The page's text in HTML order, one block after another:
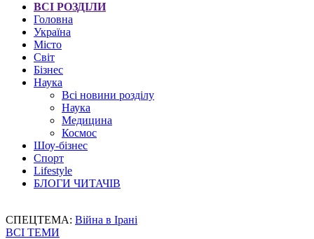
ВСІ РОЗДІЛИ
Головна
Україна
Місто
Світ
Бізнес
Наука
Всі новини розділу
Наука
Медицина
Космос
Шоу-бізнес
Спорт
Lifestyle
БЛОГИ ЧИТАЧІВ
СПЕЦТЕМА: Війна в Ірані
ВСІ ТЕМИ